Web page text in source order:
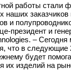
работы стали
наших заказчиков
и
президент и
–
что в следующие
будет
их изделий на